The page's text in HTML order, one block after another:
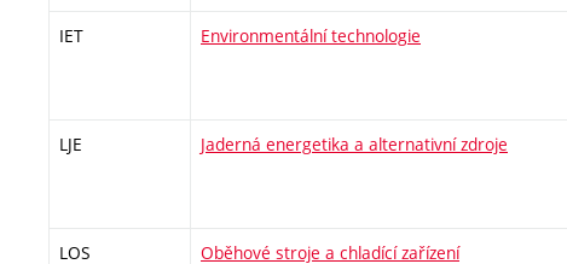
IET Environmentální technologie
LJE Jaderná energetika a alternativní zdroje
LOS Oběhové stroje a chladící zařízení